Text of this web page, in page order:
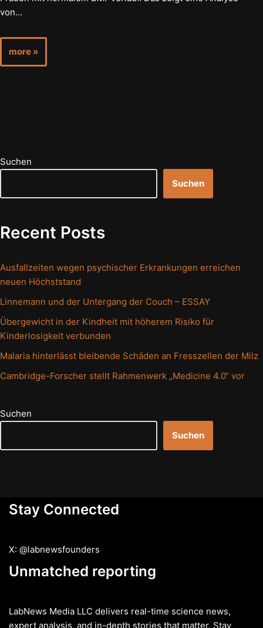
von…
more »
Suchen
Suchen
Recent Posts
Ausfallzeiten wegen psychischer Erkrankungen erreichen
neuen Höchststand
Linnemann und der Untergang der Couch – ESSAY
Übergewicht in der Kindheit mit höherem Risiko für
Kinderlosigkeit verbunden
Malaria hinterlässt bleibende Schäden an Fresszellen der Milz
Cambridge-Forscher stellt Rahmenwerk „Medicine 4.0“ vor
Suchen
Suchen
Stay Connected
X: @labnewsfounders
Unmatched reporting
LabNews Media LLC delivers real-time science news,
expert analysis, and in-depth stories that matter. Stay